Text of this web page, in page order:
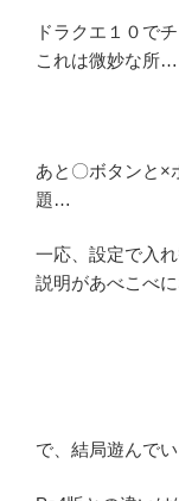
ドラクエ１０で
これは微妙な所…
あと〇ボタンと×
題…
一応、設定で入
説明があべこべ
で、結局遊んで